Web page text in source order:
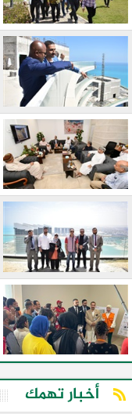
أخبار تهمك